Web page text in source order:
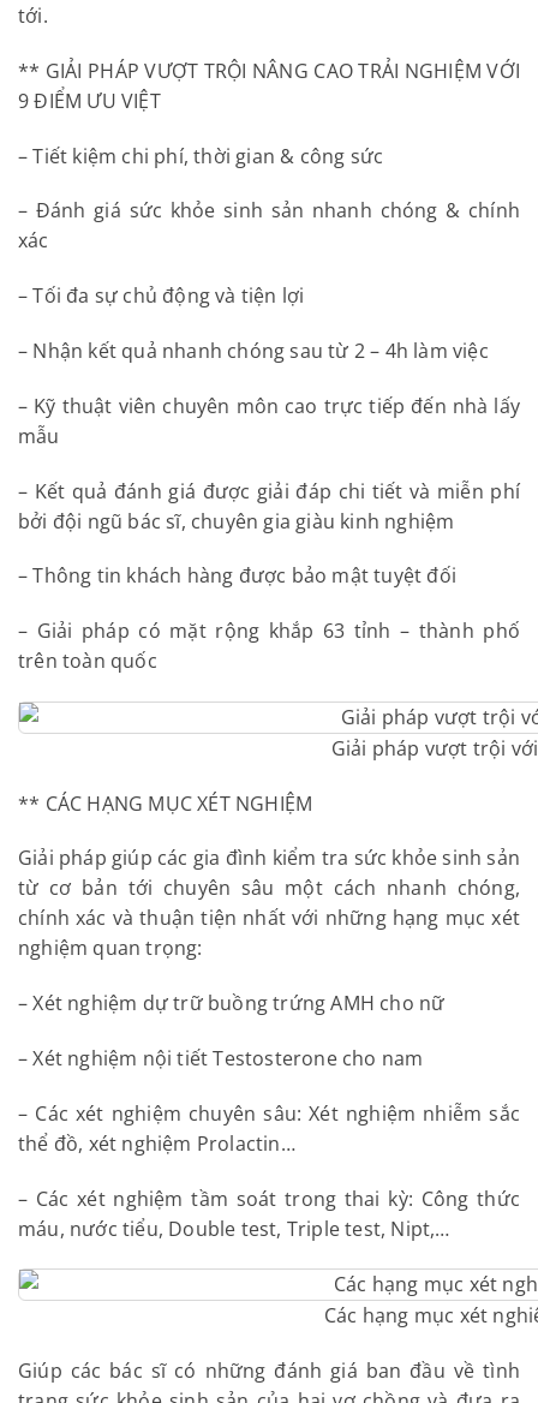
tới.
** GIẢI PHÁP VƯỢT TRỘI NÂNG CAO TRẢI NGHIỆM VỚI
9 ĐIỂM ƯU VIỆT
– Tiết kiệm chi phí, thời gian & công sức
– Đánh giá sức khỏe sinh sản nhanh chóng & chính
xác
– Tối đa sự chủ động và tiện lợi
– Nhận kết quả nhanh chóng sau từ 2 – 4h làm việc
– Kỹ thuật viên chuyên môn cao trực tiếp đến nhà lấy
mẫu
– Kết quả đánh giá được giải đáp chi tiết và miễn phí
bởi đội ngũ bác sĩ, chuyên gia giàu kinh nghiệm
– Thông tin khách hàng được bảo mật tuyệt đối
– Giải pháp có mặt rộng khắp 63 tỉnh – thành phố
trên toàn quốc
Giải pháp vượt trội
** CÁC HẠNG MỤC XÉT NGHIỆM
Giải pháp giúp các gia đình kiểm tra sức khỏe sinh sản
từ cơ bản tới chuyên sâu một cách nhanh chóng,
chính xác và thuận tiện nhất với những hạng mục xét
nghiệm quan trọng:
– Xét nghiệm dự trữ buồng trứng AMH cho nữ
– Xét nghiệm nội tiết Testosterone cho nam
– Các xét nghiệm chuyên sâu: Xét nghiệm nhiễm sắc
thể đồ, xét nghiệm Prolactin…
– Các xét nghiệm tầm soát trong thai kỳ: Công thức
máu, nước tiểu, Double test, Triple test, Nipt,…
Các hạng mục xét
Giúp các bác sĩ có những đánh giá ban đầu về tình